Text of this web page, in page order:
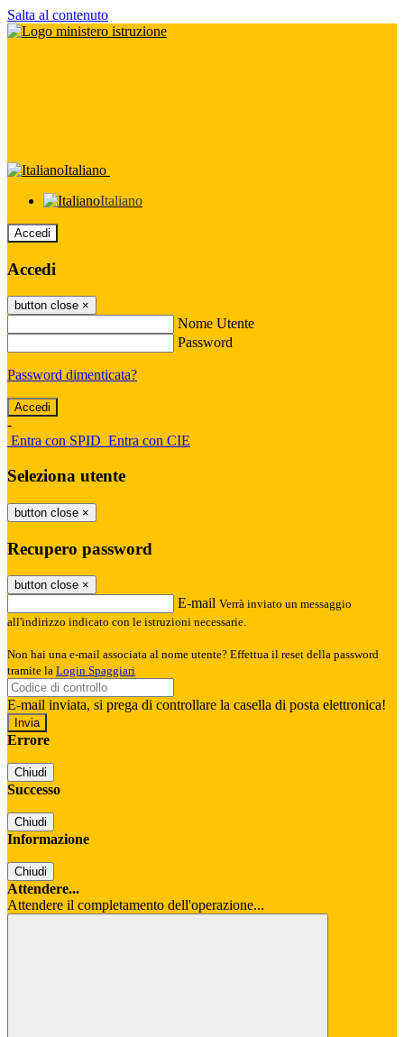
Salta al contenuto
Italiano
Italiano
Accedi
Accedi
button close ×
Nome Utente
Password
Password dimenticata?
-
Entra con SPID Entra con CIE
Seleziona utente
button close ×
Recupero password
button close ×
E-mail Verrà inviato un messaggio
all'indirizzo indicato con le istruzioni necessarie.
Non hai una e-mail associata al nome utente? Effettua il reset della password
tramite la Login Spaggiari
E-mail inviata, si prega di controllare la casella di posta elettronica!
Errore
Chiudi
Successo
Chiudi
Informazione
Chiudi
Attendere...
Attendere il completamento dell'operazione...